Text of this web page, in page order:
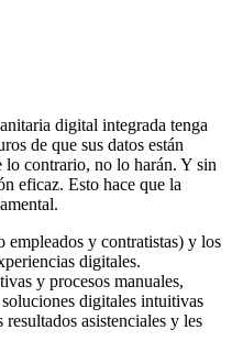
digital integrada tenga
de que sus datos están
lo contrario, no lo harán. Y sin
eficaz. Esto hace que la
empleados y contratistas) y los
digitales.
y procesos manuales,
digitales intuitivas
asistenciales y les